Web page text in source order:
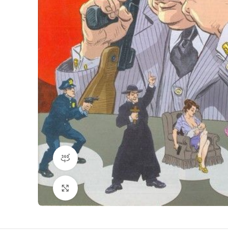
360 product view
Klikni da povečaš